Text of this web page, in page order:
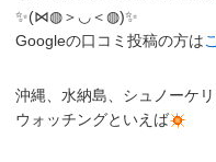
✨(⋈◍＞◡＜◍)✨
Googleの口コミ投稿の方は
沖縄、水納島、シュノーケ
ウォッチングといえば